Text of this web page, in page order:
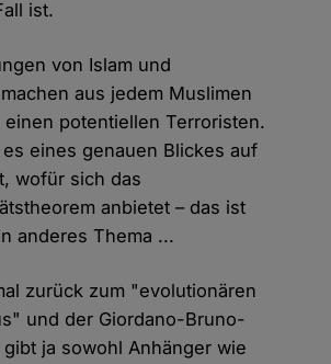
ist.
von Islam und
aus jedem Muslimen
potentiellen Terroristen.
eines genauen Blickes auf
wofür sich das
anbietet – das ist
anderes Thema ...
zurück zum "evolutionären
und der Giordano-Bruno-
gibt ja sowohl Anhänger wie